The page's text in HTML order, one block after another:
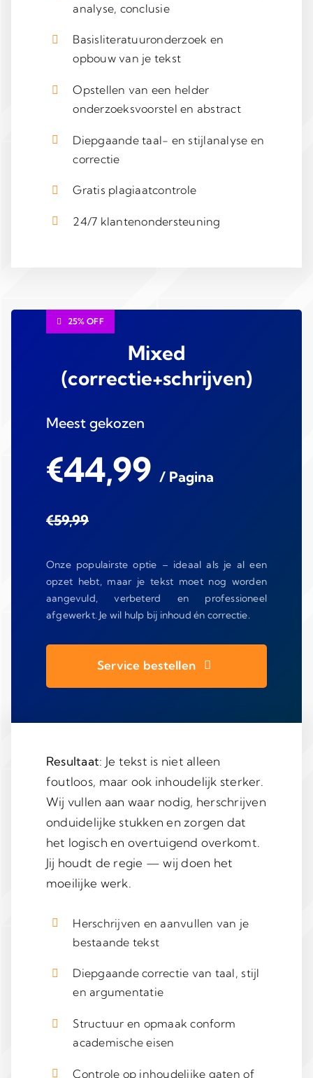
analyse, conclusie
Basisliteratuuronderzoek en
opbouw van je tekst
Opstellen van een helder
onderzoeksvoorstel en abstract
Diepgaande taal- en stijlanalyse en
correctie
Gratis plagiaatcontrole
24/7 klantenondersteuning
25% OFF
Mixed
(correctie+schrijven)
Meest gekozen
€44,99 / Pagina
€59,99
Onze populairste optie – ideaal als je al een
opzet hebt, maar je tekst moet nog worden
aangevuld, verbeterd en professioneel
afgewerkt. Je wil hulp bij inhoud én correctie.
Service bestellen
Resultaat: Je tekst is niet alleen
foutloos, maar ook inhoudelijk sterker.
Wij vullen aan waar nodig, herschrijven
onduidelijke stukken en zorgen dat
het logisch en overtuigend overkomt.
Jij houdt de regie — wij doen het
moeilijke werk.
Herschrijven en aanvullen van je
bestaande tekst
Diepgaande correctie van taal, stijl
en argumentatie
Structuur en opmaak conform
academische eisen
Controle op inhoudelijke gaten of